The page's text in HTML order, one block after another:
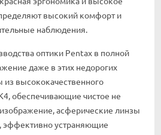
высокий комфорт и
наблюдения.
оптики Pentax в полной
даже в этих недорогих
из высококачественного
обеспечивающие чистое не
асферические линзы
эффективно устраняющие